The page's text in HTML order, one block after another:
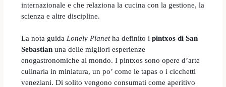
internazionale e che relaziona la cucina con la gestione, la
scienza e altre discipline.
La nota guida Lonely Planetha definito ipintxos di San
Sebastian una delle migliori esperienze
enogastronomiche al mondo. I pintxos sono opere d’arte
culinaria in miniatura, un po’ come le tapas o i cicchetti
veneziani. Di solito vengono consumati come aperitivo